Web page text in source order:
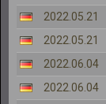
2022.05.21
2022.05.21
2022.06.04
2022.06.04